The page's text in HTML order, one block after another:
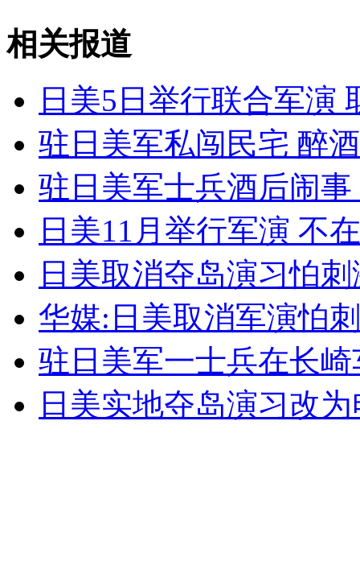
外交部：有关国家言论片面不公正
安徽一实载49人客车翻车
走！跟着总书记去植树
消防员救轻生者 花炮节热闹非凡 减压"枕头大战"
相关报道
日美5日举行联合军演
驻日美军私闯民宅 醉
驻日美军士兵酒后闹
日美11月举行军演 不
日美取消夺岛演习怕
华媒:日美取消军演怕
驻日美军一士兵在长
日美实地夺岛演习改